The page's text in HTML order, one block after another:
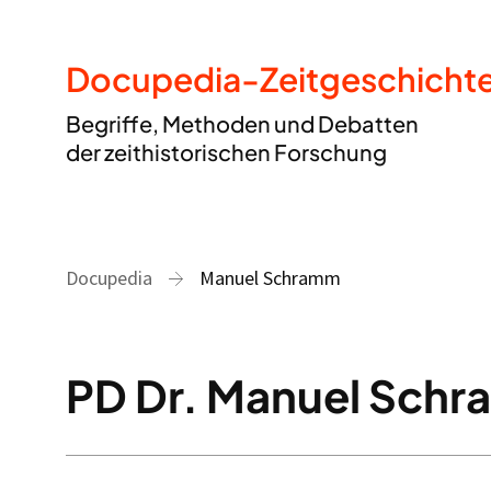
Docupedia-
Begriffe, Methoden und Debatten
der zeithistorischen Forschung
Docupedia Manuel Schramm
PD Dr. Manuel